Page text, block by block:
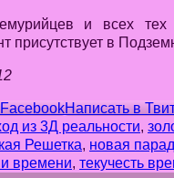
и всех
присутствует в
Написать в
из 3Д реальности,
Решетка, новая
и времени, текучесть